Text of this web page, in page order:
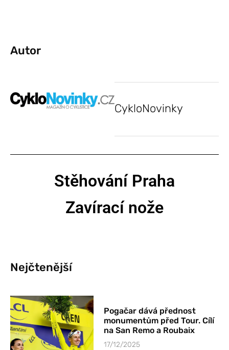
Autor
CykloNovinky
Stěhování Praha
Zavírací nože
Nejčtenější
Pogačar dává přednost
monumentům před Tour. Cílí
na San Remo a Roubaix
17/12/2025